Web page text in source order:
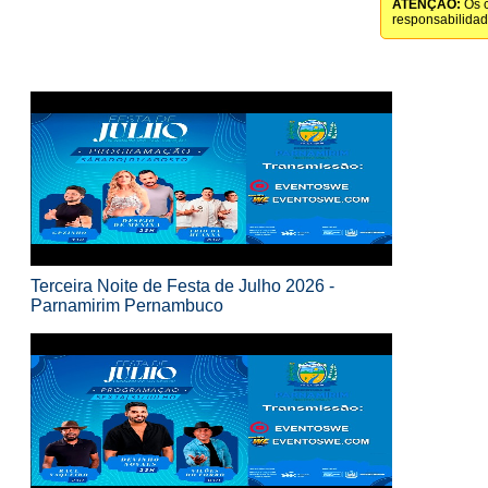
ATENÇÃO: Os
Terceira Noite de Festa de Julho 2026 -
Parnamirim Pernambuco